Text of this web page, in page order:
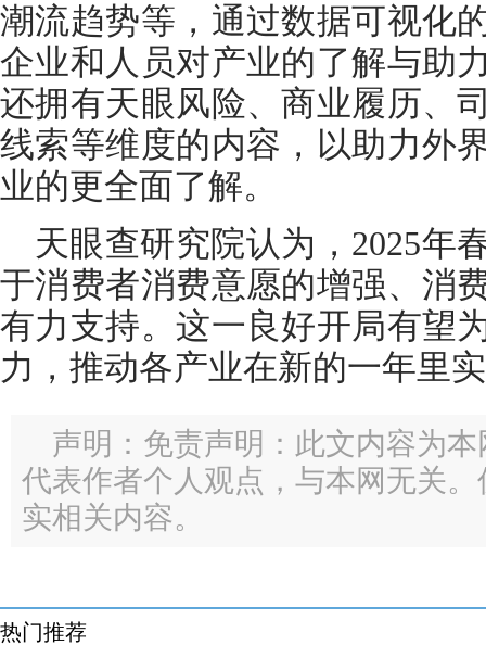
潮流趋势等，通过数据可视化
企业和人员对产业的了解与助
还拥有天眼风险、商业履历、
线索等维度的内容，以助力外
业的更全面了解。
天眼查研究院认为，2025年
于消费者消费意愿的增强、消
有力支持。这一良好开局有望
力，推动各产业在新的一年里
声明：免责声明：此文内容为
代表作者个人观点，与本网无关
实相关内容。
热门推荐